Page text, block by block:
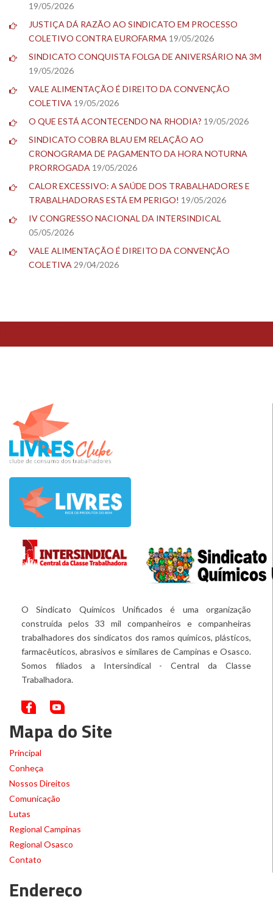
19/05/2026
JUSTIÇA DÁ RAZÃO AO SINDICATO EM PROCESSO
COLETIVO CONTRA EUROFARMA 19/05/2026
SINDICATO CONQUISTA FOLGA DE ANIVERSÁRIO NA 3M
19/05/2026
VALE ALIMENTAÇÃO É DIREITO DA CONVENÇÃO
COLETIVA 19/05/2026
O QUE ESTÁ ACONTECENDO NA RHODIA? 19/05/2026
SINDICATO COBRA BLAU EM RELAÇÃO AO
CRONOGRAMA DE PAGAMENTO DA HORA NOTURNA
PRORROGADA 19/05/2026
CALOR EXCESSIVO: A SAÚDE DOS TRABALHADORES E
TRABALHADORAS ESTÁ EM PERIGO! 19/05/2026
IV CONGRESSO NACIONAL DA INTERSINDICAL
05/05/2026
VALE ALIMENTAÇÃO É DIREITO DA CONVENÇÃO
COLETIVA 29/04/2026
TESTE
O Sindicato Químicos Unificados é uma organização
construída pelos 33 mil companheiros e companheiras
trabalhadores dos sindicatos dos ramos químicos, plásticos,
farmacêuticos, abrasivos e similares de Campinas e Osasco.
Somos filiados a Intersindical - Central da Classe
Trabalhadora.
Mapa do Site
Principal
Conheça
Nossos Direitos
Comunicação
Lutas
Regional Campinas
Regional Osasco
Contato
Endereço